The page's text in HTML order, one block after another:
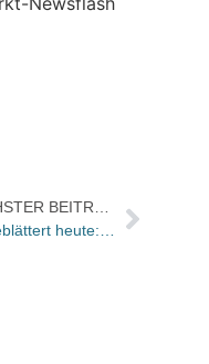
NÄCHSTER BEITRAG
Umgeblättert heute: „Ein bejubelter Geniestreich“